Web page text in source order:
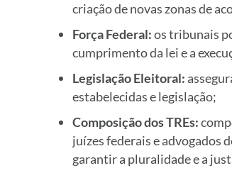
criação de novas zonas de
Força Federal:os tribunais
cumprimento da lei e a
Legislação Eleitoral:
estabelecidas e legislação;
Composição dos TREs:
juízes federais e advogados
garantir a pluralidade e a